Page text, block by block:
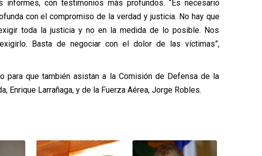
informes, con testimonios más profundos. “Es necesario
con el compromiso de la verdad y justicia. No hay que
toda la justicia y no en la medida de lo posible. Nos
Basta de negociar con el dolor de las víctimas”,
para que también asistan a la Comisión de Defensa de la
Enrique Larrañaga, y de la Fuerza Aérea, Jorge Robles.